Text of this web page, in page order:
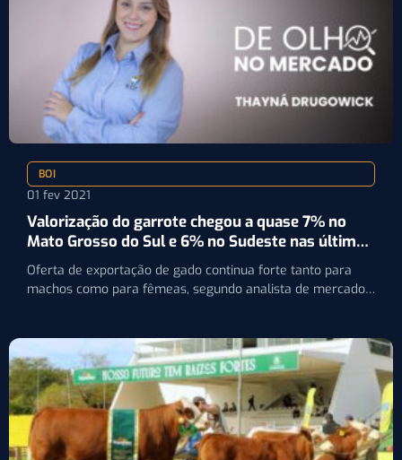
BOI
01 fev 2021
Valorização do garrote chegou a quase 7% no
Mato Grosso do Sul e 6% no Sudeste nas últimas
semanas
Oferta de exportação de gado continua forte tanto para
machos como para fêmeas, segundo analista de mercado